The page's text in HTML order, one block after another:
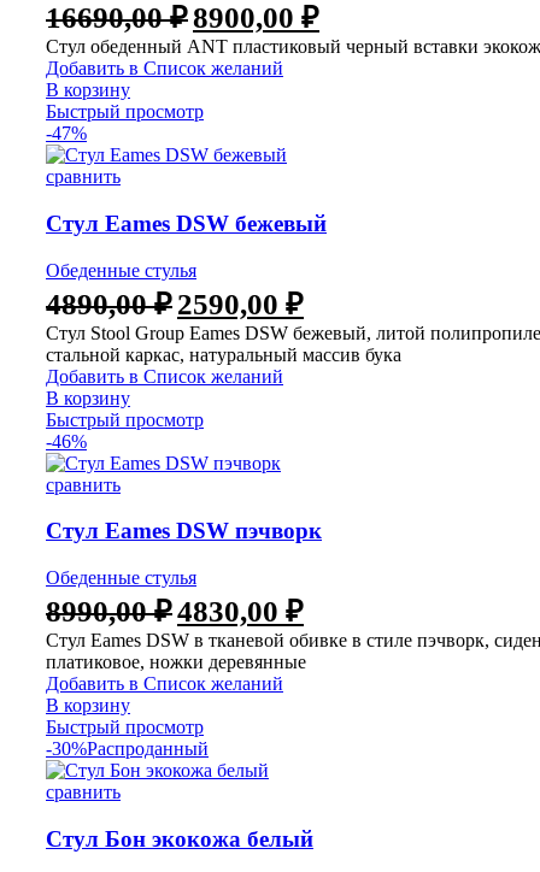
16690,00₽8900,00 ₽
Стул обеденный ANT пластиковый черный вставки
Добавить в Список желаний
В корзину
Быстрый просмотр
-47%
сравнить
Стул Eames DSW бежевый
Обеденные стулья
4890,00₽2590,00 ₽
Стул Stool Group Eames DSW бежевый, литой
стальной каркас, натуральный массив бука
Добавить в Список желаний
В корзину
Быстрый просмотр
-46%
сравнить
Стул Eames DSW пэчворк
Обеденные стулья
8990,00₽4830,00 ₽
Стул Eames DSW в тканевой обивке в стиле пэчворк,
платиковое, ножки деревянные
Добавить в Список желаний
В корзину
Быстрый просмотр
-30%Распроданный
сравнить
Стул Бон экокожа белый